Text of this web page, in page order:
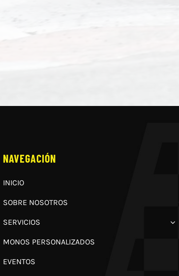
NAVEGACIÓN
INICIO
SOBRE NOSOTROS
SERVICIOS
MONOS PERSONALIZADOS
EVENTOS